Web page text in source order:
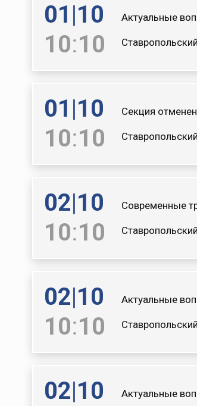
01 |10
10:10
Актуальные
01 |10
10:10
Секция
02|10
10:10
Современные
02|10
10:10
Актуальные
02|10
Актуальные